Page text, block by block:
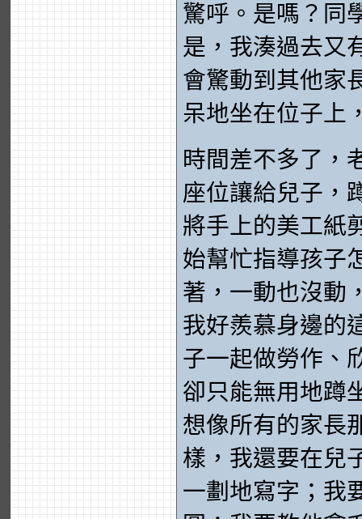
驚呼。是嗎？同
是，我湊過去又
會驚動到其他家
呆地坐在位子上
時間差不多了，
座位讓給兒子，
將手上的美工紙
始幫忙指導孩子
著，一動也沒動
我好羨慕身邊的
子一起做勞作、
卻只能無用地蹲
想像所有的家長
樣，我還要在兒
一劃地寫字；我